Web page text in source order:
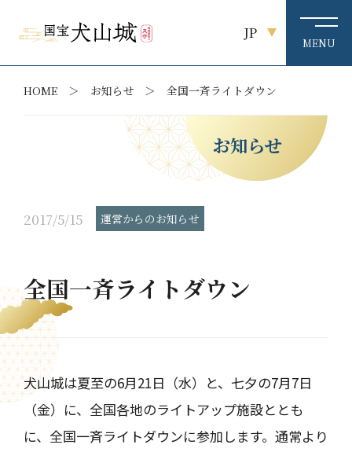
JP
HOME お知らせ 全国一斉ライトダウン
お知らせ
2017/5/15 運営からのお知らせ
全国一斉ライトダウン
犬山城は夏至の6月21日（水）と、七夕の7月7日
（金）に、全国各地のライトアップ施設ととも
に、全国一斉ライトダウンに参加します。通常より